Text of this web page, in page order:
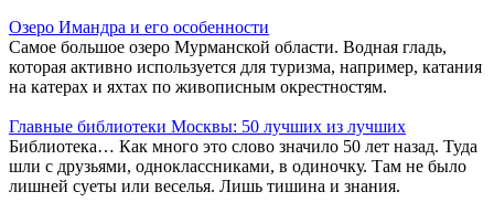
Озеро Имандра и его особенности
Самое большое озеро Мурманской области. Водная гладь,
которая активно используется для туризма, например, катания
на катерах и яхтах по живописным окрестностям.
Главные библиотеки Москвы: 50 лучших из лучших
Библиотека… Как много это слово значило 50 лет назад. Туда
шли с друзьями, одноклассниками, в одиночку. Там не было
лишней суеты или веселья. Лишь тишина и знания.